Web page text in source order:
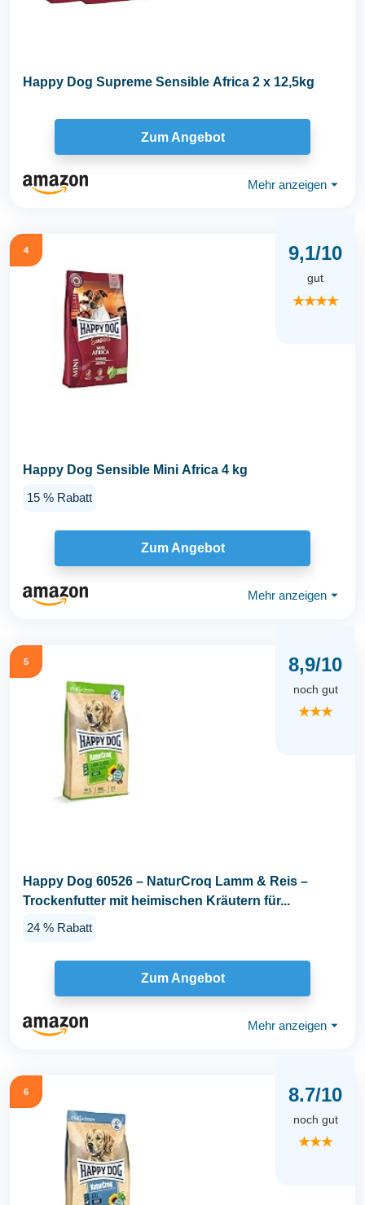
Happy Dog Supreme Sensible Africa 2 x 12,5kg
Zum Angebot
Mehr anzeigen ⏷
4 9,1/10
gut
★★★★
Happy Dog Sensible Mini Africa 4 kg
15 % Rabatt
Zum Angebot
Mehr anzeigen ⏷
5 8,9/10
noch gut
★★★
Happy Dog 60526 – NaturCroq Lamm & Reis –
Trockenfutter mit heimischen Kräutern für...
24 % Rabatt
Zum Angebot
Mehr anzeigen ⏷
6 8.7/10
noch gut
★★★